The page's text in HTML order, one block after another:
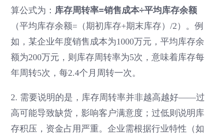
算公式为： 库存周转率=销售成本÷平均库存余额
（平均库存余额=（期初库存+期末库存）/2）。例
如，某企业年度销售成本为1000万元，平均库存余
额为200万元，则库存周转率为5次，意味着库存每
年周转5次，每2.4个月周转一次。
2. 需要说明的是，库存周转率并非越高越好——过
高可能导致缺货，影响客户满意度；过低则说明库
存积压，资金占用严重。企业需根据行业特性（如